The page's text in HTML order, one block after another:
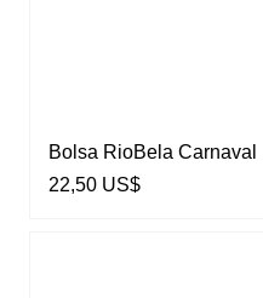
Bolsa RioBela Carnaval
Preço
22,50 US$